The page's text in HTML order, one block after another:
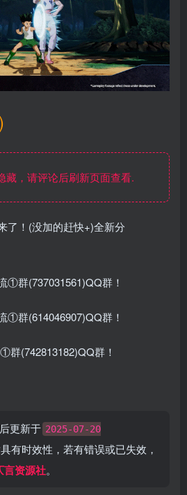
，请评论后刷新页面查看.
了！(没加的赶快+)全新分
①群(737031561)QQ群！
①群(614046907)QQ群！
群(742813182)QQ群！
更新于 2025-07-20
有时效性，若有错误或已失效，
言资源社。